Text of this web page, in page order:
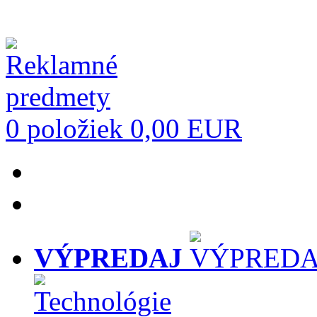
0 položiek 0,00 EUR
VÝPREDAJ